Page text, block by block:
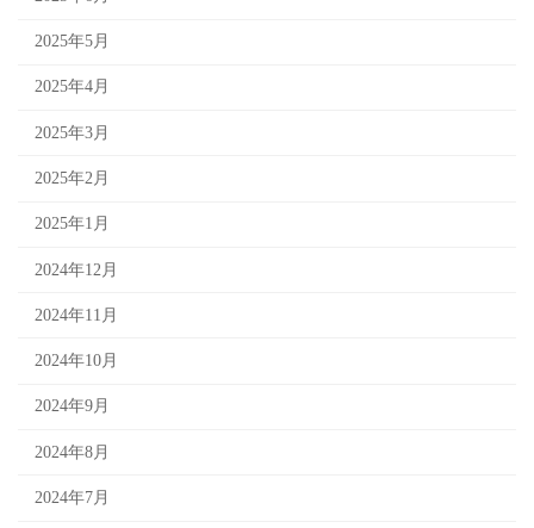
2025年5月
2025年4月
2025年3月
2025年2月
2025年1月
2024年12月
2024年11月
2024年10月
2024年9月
2024年8月
2024年7月